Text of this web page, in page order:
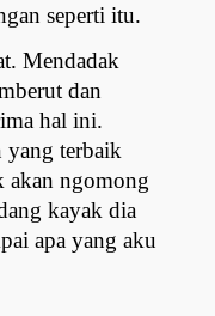
seperti itu.
Mendadak
dan
hal ini.
terbaik
ngomong
kayak dia
apa yang aku